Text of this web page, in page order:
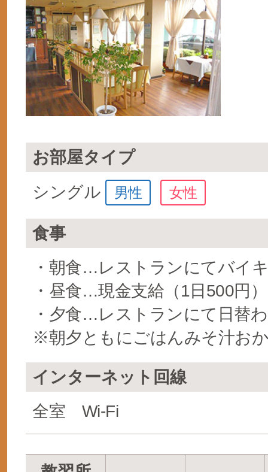
お部屋タイプ
シングル
男性 女性
食事
・朝食…レストランにてバイ
・昼食…現金支給（1日500円）
・夕食…レストランにて日替
※朝夕ともにごはんみそ汁お
インターネット回線
全室 Wi-Fi